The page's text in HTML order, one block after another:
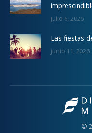
julio 6, 2026
Las fiestas
junio 11, 2026
©